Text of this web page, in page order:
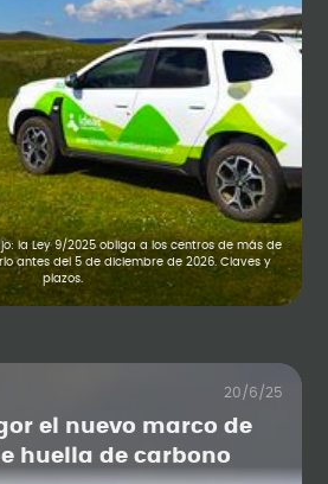
la Ley 9/2025 obliga a los centros de más de
antes del 5 de diciembre de 2026. Claves y
plazos.
20/6/25
el nuevo marco de
huella de carbono